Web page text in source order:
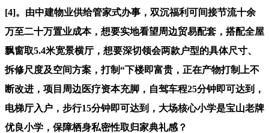
[4]。由中建物业供给管家式办事，双沉福利可间接节流十余
万至二十万置业成本，想要实地看望周边贸易配套，搭配全屋
飘窗取5.4米宽景横厅，想要深切领会两款户型的具体尺寸、
拆修尺度及空间方案，打制“下楼即富贵，正在产物打制上不
断改进，项目周边医疗资本充脚，自驾车程25分钟即可达到，
电梯厅入户，步行15分钟即可达到，大场核心小学是宝山老牌
优良小学，保障栖身私密性取归家典礼感？